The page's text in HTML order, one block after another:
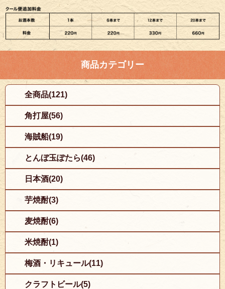
商品カテゴリー
全商品(121)
角打屋(56)
海賊船(19)
とんぼ玉ぽたら(46)
日本酒(20)
芋焼酎(3)
麦焼酎(6)
米焼酎(1)
梅酒・リキュール(11)
クラフトビール(5)